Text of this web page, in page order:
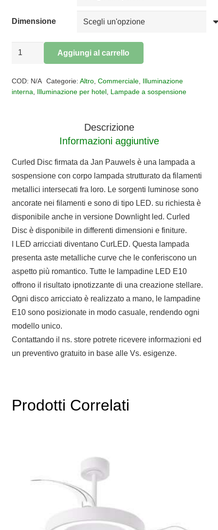
Dimensione
SOSPENSIONE
CURLED
quantità
Aggiungi al carrello
COD: N/A Categorie: Altro, Commerciale, Illuminazione
interna
Illuminazione per hotel Lampade a sospensione
Descrizione
Informazioni aggiuntive
Curled Disc firmata da Jan Pauwels è una lampada a
sospensione con corpo lampada strutturato da filamenti
metallici intersecati fra loro. Le sorgenti luminose sono
ancorate nei filamenti e sono di tipo LED. su richiesta è
disponibile anche in versione Downlight led. Curled
Disc è disponibile in differenti dimensioni e finiture.
I LED arricciati diventano CurLED. Questa lampada
presenta aste metalliche curve che le conferiscono un
aspetto più romantico. Tutte le lampadine LED E10
offrono il risultato ipnotizzante di una creazione stellare.
Ogni disco arricciato è realizzato a mano, le lampadine
E10 sono posizionate in modo casuale, rendendo ogni
modello unico.
Contattando il ns. store potrete ricevere informazioni ed
un preventivo gratuito in base alle Vs. esigenze.
Prodotti Correlati